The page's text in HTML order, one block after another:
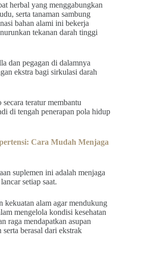
herbal yang menggabungkan
serta tanaman sambung
bahan alami ini bekerja
tekanan darah tinggi
dan pegagan di dalamnya
ekstra bagi sirkulasi darah
teratur membantu
di tengah penerapan pola hidup
Cara Mudah Menjaga
suplemen ini adalah menjaga
setiap saat.
kekuatan alam agar mendukung
mengelola kondisi kesehatan
raga mendapatkan asupan
berasal dari ekstrak